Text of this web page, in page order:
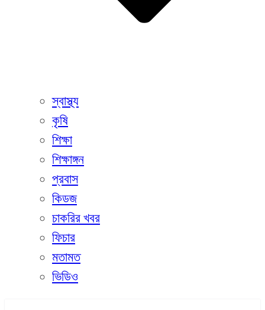
স্বাস্থ্য
কৃষি
শিক্ষা
শিক্ষাঙ্গন
প্রবাস
কিডজ
চাকরির খবর
ফিচার
মতামত
ভিডিও